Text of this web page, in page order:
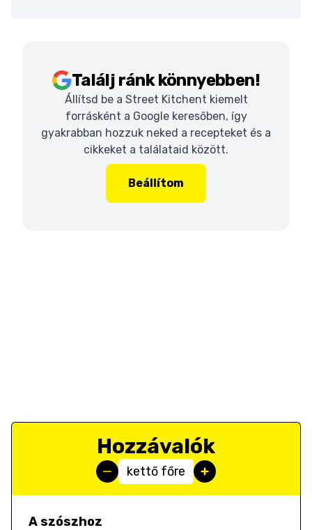
Találj ránk könnyebben!
Állítsd be a Street Kitchent kiemelt
forrásként a Google keresőben, így
gyakrabban hozzuk neked a recepteket és a
cikkeket a találataid között.
Beállítom
Hozzávalók
kettő főre
A szószhoz